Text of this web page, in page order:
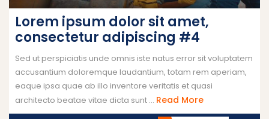
Lorem ipsum dolor sit amet,
consectetur adipiscing #4
Sed ut perspiciatis unde omnis iste natus error sit voluptatem
accusantium doloremque laudantium, totam rem aperiam,
eaque ipsa quae ab illo inventore veritatis et quasi
architecto beatae vitae dicta sunt ... Read More